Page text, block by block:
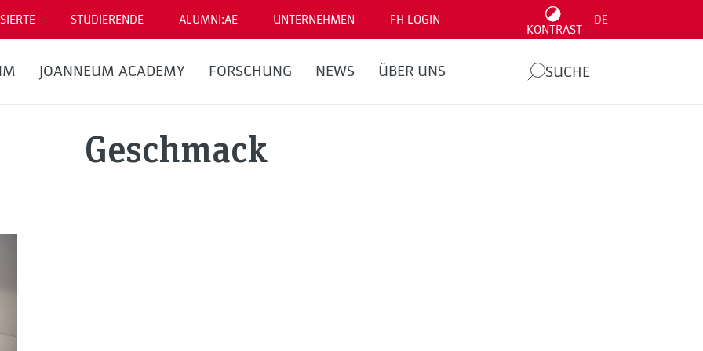
STUDIERENDE ALUMNI:AE UNTERNEHMEN FH LOGIN
KONTRAST
DE
JOANNEUM ACADEMY FORSCHUNG NEWS ÜBER UNS SUCHE
Geschmack